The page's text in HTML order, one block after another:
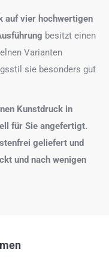
auf vier hochwertigen
besitzt einen
Varianten
sie besonders gut
Kunstdruck in
für Sie angefertigt.
geliefert und
und nach wenigen